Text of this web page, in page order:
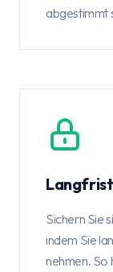
abgestimmt
Sichern Sie
indem Sie
nehmen. So